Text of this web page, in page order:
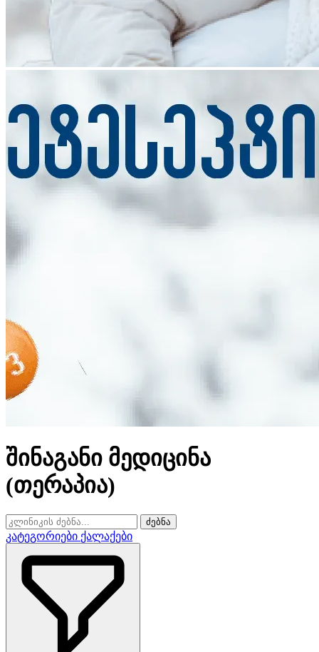
შინაგანი მედიცინა
(თერაპია)
ძებნა
კატეგორიები ქალაქები